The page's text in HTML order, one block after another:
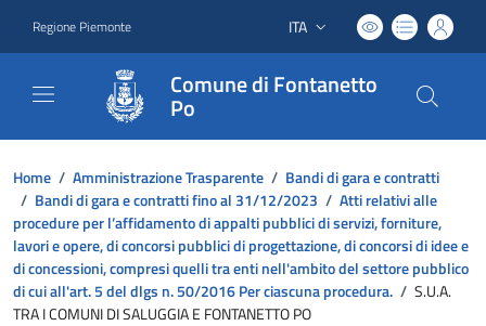
Regione Piemonte Lingua attiva:
ITA
Comune di Fontanetto
Po
Home / Amministrazione Trasparente / Bandi di gara e contratti
/ Bandi di gara e contratti fino al 31/12/2023 / Atti relativi alle
procedure per l’affidamento di appalti pubblici di servizi, forniture,
lavori e opere, di concorsi pubblici di progettazione, di concorsi di idee e
di concessioni, compresi quelli tra enti nell'ambito del settore pubblico
di cui all'art. 5 del dlgs n. 50/2016 Per ciascuna procedura. / S.U.A.
TRA I COMUNI DI SALUGGIA E FONTANETTO PO